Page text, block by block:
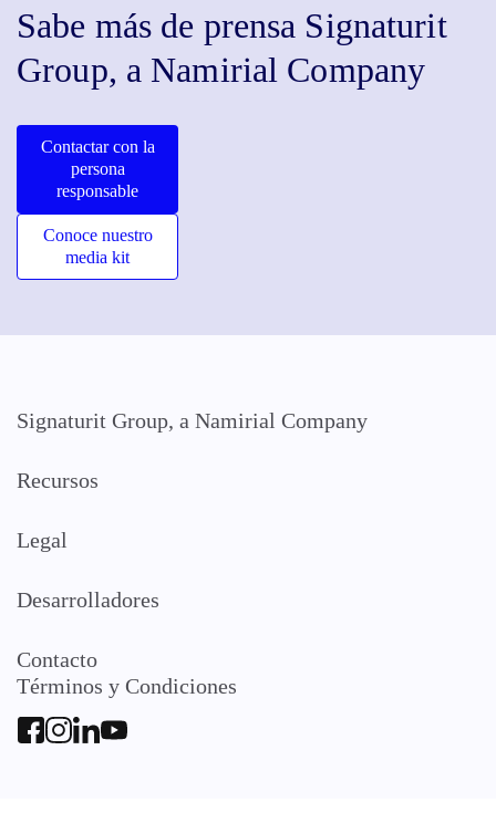
Sabe más de prensa Signaturit
Group, a Namirial Company
Contactar con la
persona
responsable
Conoce nuestro
media kit
Signaturit Group, a Namirial Company
Recursos
Legal
Desarrolladores
Contacto
Términos y Condiciones